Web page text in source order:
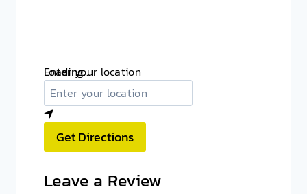
Loading...
Enter your location
Get Directions
Leave a Review